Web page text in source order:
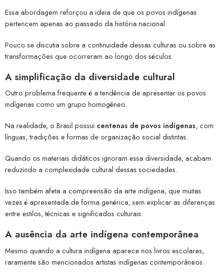
Essa abordagem reforçou a ideia de que os povos indígenas
pertencem apenas ao passado da história nacional.
Pouco se discutia sobre a continuidade dessas culturas ou sobre as
transformações que ocorreram ao longo dos séculos.
A simplificação da diversidade cultural
Outro problema frequente é a tendência de apresentar os povos
indígenas como um grupo homogêneo.
Na realidade, o Brasil possui centenas de povos indígenas, com
línguas, tradições e formas de organização social distintas.
Quando os materiais didáticos ignoram essa diversidade, acabam
reduzindo a complexidade cultural dessas sociedades.
Isso também afeta a compreensão da arte indígena, que muitas
vezes é apresentada de forma genérica, sem explicar as diferenças
entre estilos, técnicas e significados culturais.
A ausência da arte indígena contemporânea
Mesmo quando a cultura indígena aparece nos livros escolares,
raramente são mencionados artistas indígenas contemporâneos.